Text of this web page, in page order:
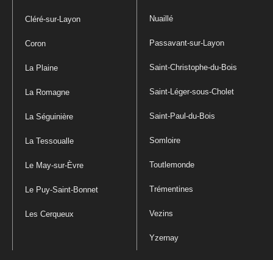
Cléré-sur-Layon
Coron
La Plaine
La Romagne
La Séguinière
La Tessoualle
Le May-sur-Èvre
Le Puy-Saint-Bonnet
Les Cerqueux
Nuaillé
Passavant-sur-Layon
Saint-Christophe-du-Bois
Saint-Léger-sous-Cholet
Saint-Paul-du-Bois
Somloire
Toutlemonde
Trémentines
Vezins
Yzernay